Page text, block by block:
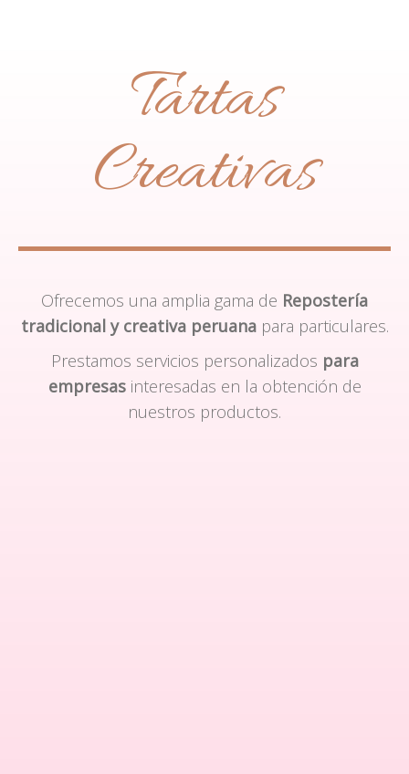
Tartas
Creativas
Ofrecemos una amplia gama de Repostería
tradicional y creativa peruanapara particulares.
Prestamos servicios personalizados para
empresasinteresadas en la obtención de
nuestros productos.